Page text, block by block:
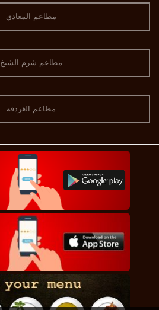
مطاعم المعادي
مطاعم شرم الشيخ
مطاعم الغردقه